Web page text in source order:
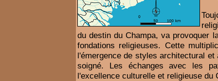
du destin du Champa, va provoquer
fondations religieuses. Cette
l'émergence de styles architectural
soigné. Les échanges avec les
l'excellence culturelle et religieuse du